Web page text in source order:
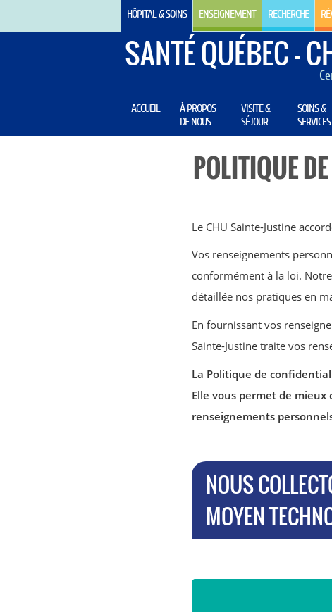
HÔPITAL & SOINS ENSEIGNEMENT RECHERCHE
SANTÉ QUÉBEC -
ACCUEIL
À PROPOS
DE NOUS
VISITE &
SÉJOUR
SOINS &
SERVICES
POLITIQUE
Le CHU Sainte-Justine
Vos renseignements
conformément à la loi. Notre
détaillée nos pratiques en
En fournissant vos
Sainte-Justine traite vos
La Politique de
Elle vous permet de
renseignements
NOUS
MOYEN